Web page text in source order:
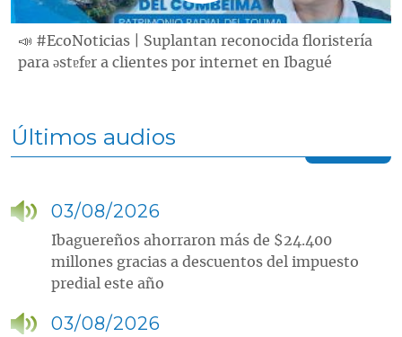
📣 #EcoNoticias | Suplantan reconocida floristería
para ǝstɐfɐr a clientes por internet en Ibagué
Últimos audios
03/08/2026
Ibaguereños ahorraron más de $24.400
millones gracias a descuentos del impuesto
predial este año
03/08/2026